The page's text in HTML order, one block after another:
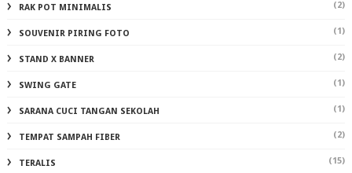
RAK POT MINIMALIS (2)
SOUVENIR PIRING FOTO (1)
STAND X BANNER (2)
SWING GATE (1)
SARANA CUCI TANGAN SEKOLAH (1)
TEMPAT SAMPAH FIBER (2)
TERALIS (15)